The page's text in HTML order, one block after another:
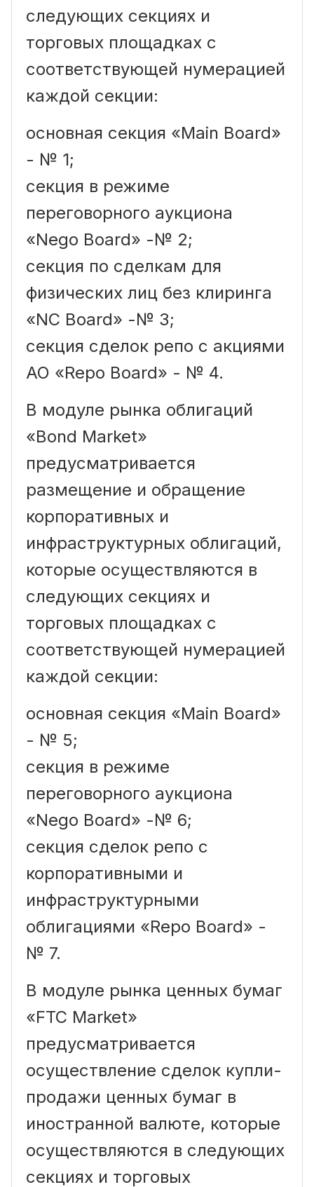
следующих секциях и
торговых площадках с
соответствующей нумерацией
каждой секции:
основная секция «Main Board»
- № 1;
секция в режиме
переговорного аукциона
«Nego Board» -№ 2;
секция по сделкам для
физических лиц без клиринга
«NC Board» -№ 3;
секция сделок репо с акциями
АО «Repo Board» - № 4.
В модуле рынка облигаций
«Bond Market»
предусматривается
размещение и обращение
корпоративных и
инфраструктурных облигаций,
которые осуществляются в
следующих секциях и
торговых площадках с
соответствующей нумерацией
каждой секции:
основная секция «Main Board»
- № 5;
секция в режиме
переговорного аукциона
«Nego Board» -№ 6;
секция сделок репо с
корпоративными и
инфраструктурными
облигациями «Repo Board» -
№ 7.
В модуле рынка ценных бумаг
«FTC Market»
предусматривается
осуществление сделок купли-
продажи ценных бумаг в
иностранной валюте, которые
осуществляются в следующих
секциях и торговых